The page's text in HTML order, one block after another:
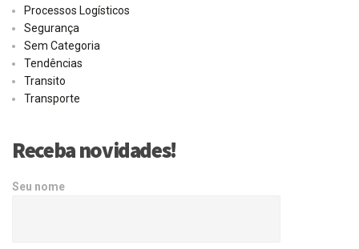
Processos Logísticos
Segurança
Sem Categoria
Tendências
Transito
Transporte
Receba novidades!
Seu nome